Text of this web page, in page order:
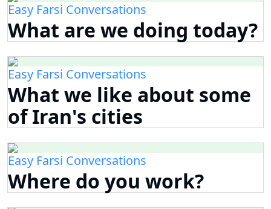
Easy Farsi Conversations
What are we doing today?
Easy Farsi Conversations
What we like about some
of Iran's cities
Easy Farsi Conversations
Where do you work?